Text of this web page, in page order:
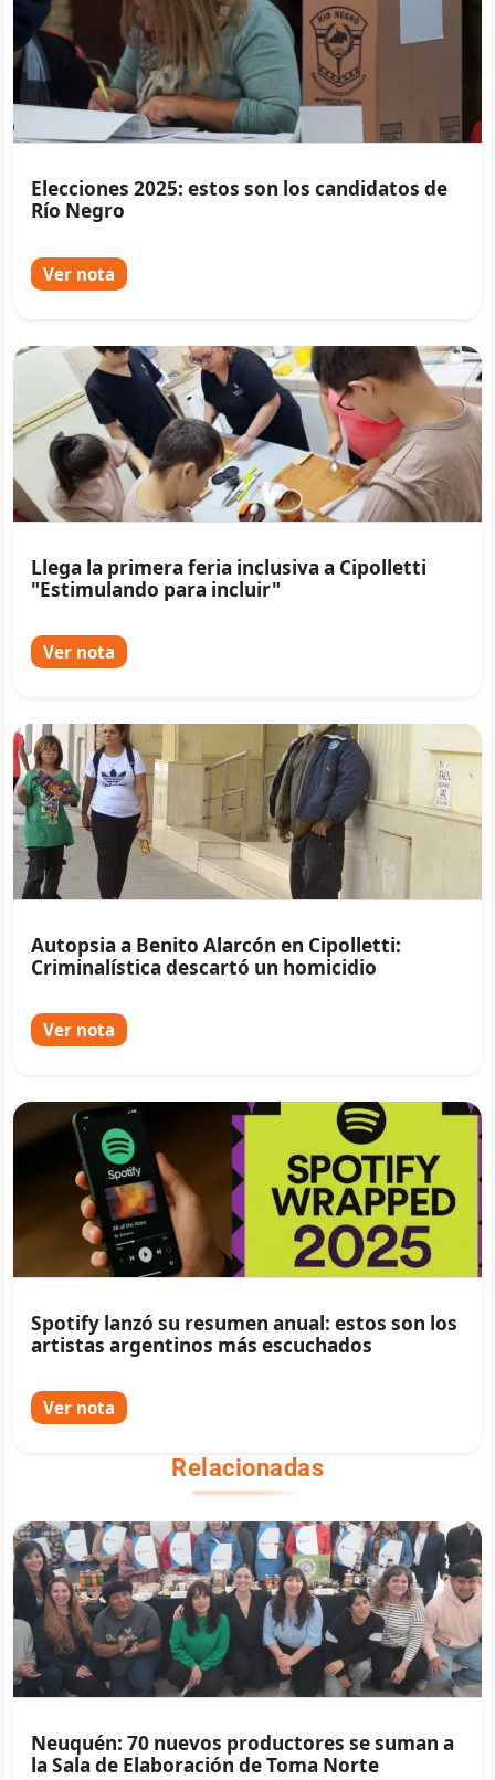
Elecciones 2025: estos son los candidatos de
Río Negro
Ver nota
Llega la primera feria inclusiva a Cipolletti
"Estimulando para incluir"
Ver nota
Autopsia a Benito Alarcón en Cipolletti:
Criminalística descartó un homicidio
Ver nota
Spotify lanzó su resumen anual: estos son los
artistas argentinos más escuchados
Ver nota
Relacionadas
Neuquén: 70 nuevos productores se suman a
la Sala de Elaboración de Toma Norte